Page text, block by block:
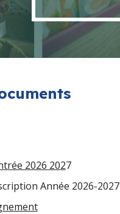
2026 2027
Année 2026-2027